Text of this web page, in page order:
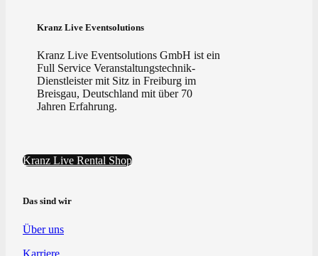
Kranz Live Eventsolutions
Kranz Live Eventsolutions GmbH ist ein
Full Service Veranstaltungstechnik-
Dienstleister mit Sitz in Freiburg im
Breisgau, Deutschland mit über 70
Jahren Erfahrung.
Kranz Live Rental Shop
Das sind wir
Über uns
Karriere